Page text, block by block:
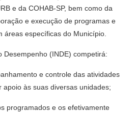
e da COHAB-SP, bem como da
e execução de programas e
áreas específicas do Município.
Desempenho (INDE) competirá:
e controle das atividades
apoio às suas diversas unidades;
programados e os efetivamente